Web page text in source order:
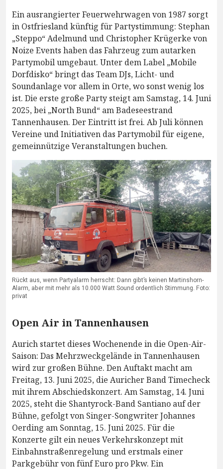
Ein ausrangierter Feuerwehrwagen von 1987 sorgt
in Ostfriesland künftig für Partystimmung: Stephan
„Steppo“ Adelmund und Christopher Krügerke von
Noize Events haben das Fahrzeug zum autarken
Partymobil umgebaut. Unter dem Label „Mobile
Dorfdisko“ bringt das Team DJs, Licht- und
Soundanlage vor allem in Orte, wo sonst wenig los
ist. Die erste große Party steigt am Samstag, 14. Juni
2025, bei „North Bund“ am Badeseestrand
Tannenhausen. Der Eintritt ist frei. Ab Juli können
Vereine und Initiativen das Partymobil für eigene,
gemeinnützige Veranstaltungen buchen.
Rückt aus, wenn Partyalarm herrscht: Dann gibt’s keinen Martinshorn-
Alarm, aber mit mehr als 10.000 Watt Sound ordentlich Stimmung. Foto:
privat
Open Air in Tannenhausen
Aurich startet dieses Wochenende in die Open-Air-
Saison: Das Mehrzweckgelände in Tannenhausen
wird zur großen Bühne. Den Auftakt macht am
Freitag, 13. Juni 2025, die Auricher Band Timecheck
mit ihrem Abschiedskonzert. Am Samstag, 14. Juni
2025, steht die Shantyrock-Band Santiano auf der
Bühne, gefolgt von Singer-Songwriter Johannes
Oerding am Sonntag, 15. Juni 2025. Für die
Konzerte gilt ein neues Verkehrskonzept mit
Einbahnstraßenregelung und erstmals einer
Parkgebühr von fünf Euro pro Pkw. Ein